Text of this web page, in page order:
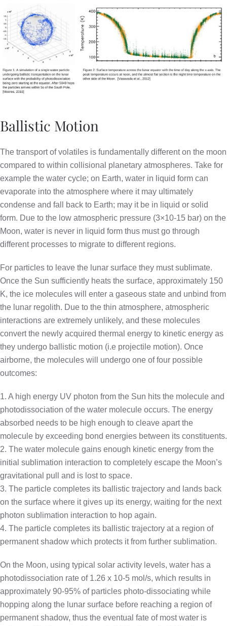
Ballistic Motion
The transport of volatiles is fundamentally different on the moon
compared to within collisional planetary atmospheres. Take for
example the water cycle; on Earth, water in liquid form can
evaporate into the atmosphere where it may ultimately
condense and fall back to Earth; may it be in liquid or solid
form. Due to the low atmospheric pressure (3×10-15 bar) on the
Moon, water is never in liquid form thus must go through
different processes to migrate to different regions.
For particles to leave the lunar surface they must sublimate.
Once the Sun sufficiently heats the surface, approximately 150
K, the ice molecules will enter a gaseous state and unbind from
the lunar regolith. Due to the thin atmosphere, atmospheric
interactions are extremely unlikely, and these molecules
convert the newly acquired thermal energy to kinetic energy as
they undergo ballistic motion (i.e projectile motion). Once
airborne, the molecules will undergo one of four possible
outcomes:
1. A high energy UV photon from the Sun hits the molecule and
photodissociation of the water molecule occurs. The energy
absorbed needs to be high enough to cleave apart the
molecule by exceeding bond energies between its constituents.
2. The water molecule gains enough kinetic energy from the
initial sublimation interaction to completely escape the Moon’s
gravitational pull and is lost to space.
3. The particle completes its ballistic trajectory and lands back
on the surface where it gives up its energy, waiting for the next
photon sublimation interaction to hop again.
4. The particle completes its ballistic trajectory at a region of
permanent shadow which protects it from further sublimation.
On the Moon, using typical solar activity levels, water has a
photodissociation rate of 1.26 x 10-5 mol/s, which results in
approximately 90-95% of particles photo-dissociating while
hopping along the lunar surface before reaching a region of
permanent shadow, thus the eventual fate of most water is